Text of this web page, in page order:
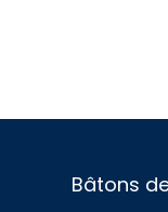
Bâtons